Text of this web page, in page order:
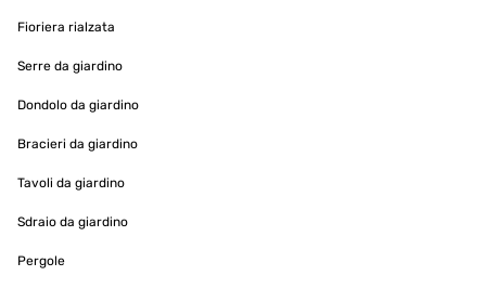
Fioriera rialzata
Serre da giardino
Dondolo da giardino
Bracieri da giardino
Tavoli da giardino
Sdraio da giardino
Pergole